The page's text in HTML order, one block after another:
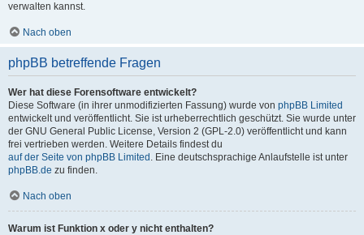
verwalten kannst.
Nach oben
phpBB betreffende Fragen
Wer hat diese Forensoftware entwickelt?
Diese Software (in ihrer unmodifizierten Fassung) wurde von phpBB Limited
entwickelt und veröffentlicht. Sie ist urheberrechtlich geschützt. Sie wurde unter
der GNU General Public License, Version 2 (GPL-2.0) veröffentlicht und kann
frei vertrieben werden. Weitere Details findest du
auf der Seite von phpBB Limited . Eine deutschsprachige Anlaufstelle ist unter
phpBB.de zu finden.
Nach oben
Warum ist Funktion x oder y nicht enthalten?